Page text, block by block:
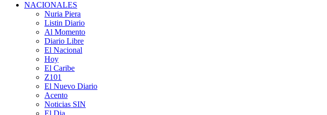
NACIONALES
Nuria Piera
Listin Diario
Al Momento
Diario Libre
El Nacional
Hoy
El Caribe
Z101
El Nuevo Diario
Acento
Noticias SIN